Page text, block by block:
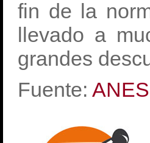
fin de la
llevado a
grandes
Fuente: